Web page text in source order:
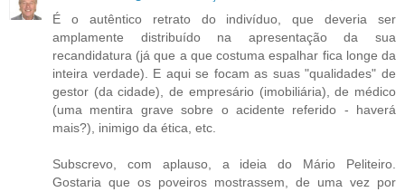
É o autêntico retrato do indivíduo, que deveria ser
amplamente distribuído na apresentação da sua
recandidatura (já que a que costuma espalhar fica longe da
inteira verdade). E aqui se focam as suas "qualidades" de
gestor (da cidade), de empresário (imobiliária), de médico
(uma mentira grave sobre o acidente referido - haverá
mais?), inimigo da ética, etc.
Subscrevo, com aplauso, a ideia do Mário Peliteiro.
Gostaria que os poveiros mostrassem, de uma vez por